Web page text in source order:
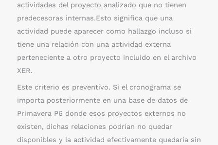
s
actividades del proyecto analizado que no tienen
predecesoras internas.Esto significa que una
actividad puede aparecer como hallazgo incluso si
tiene una relación con una actividad externa
perteneciente a otro proyecto incluido en el archivo
XER.
Este criterio es preventivo. Si el cronograma se
importa posteriormente en una base de datos de
Primavera P6 donde esos proyectos externos no
existen, dichas relaciones podrían no quedar
disponibles y la actividad efectivamente quedaría sin